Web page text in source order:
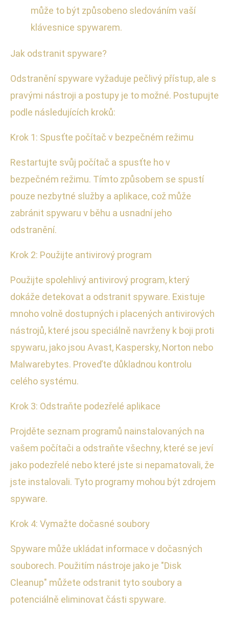
může to být způsobeno sledováním vaší
klávesnice spywarem.
Jak odstranit spyware?
Odstranění spyware vyžaduje pečlivý přístup, ale s
pravými nástroji a postupy je to možné. Postupujte
podle následujících kroků:
Krok 1: Spusťte počítač v bezpečném režimu
Restartujte svůj počítač a spusťte ho v
bezpečném režimu. Tímto způsobem se spustí
pouze nezbytné služby a aplikace, což může
zabránit spywaru v běhu a usnadní jeho
odstranění.
Krok 2: Použijte antivirový program
Použijte spolehlivý antivirový program, který
dokáže detekovat a odstranit spyware. Existuje
mnoho volně dostupných i placených antivirových
nástrojů, které jsou speciálně navrženy k boji proti
spywaru, jako jsou Avast, Kaspersky, Norton nebo
Malwarebytes. Proveďte důkladnou kontrolu
celého systému.
Krok 3: Odstraňte podezřelé aplikace
Projděte seznam programů nainstalovaných na
vašem počítači a odstraňte všechny, které se jeví
jako podezřelé nebo které jste si nepamatovali, že
jste instalovali. Tyto programy mohou být zdrojem
spyware.
Krok 4: Vymažte dočasné soubory
Spyware může ukládat informace v dočasných
souborech. Použitím nástroje jako je "Disk
Cleanup" můžete odstranit tyto soubory a
potenciálně eliminovat části spyware.